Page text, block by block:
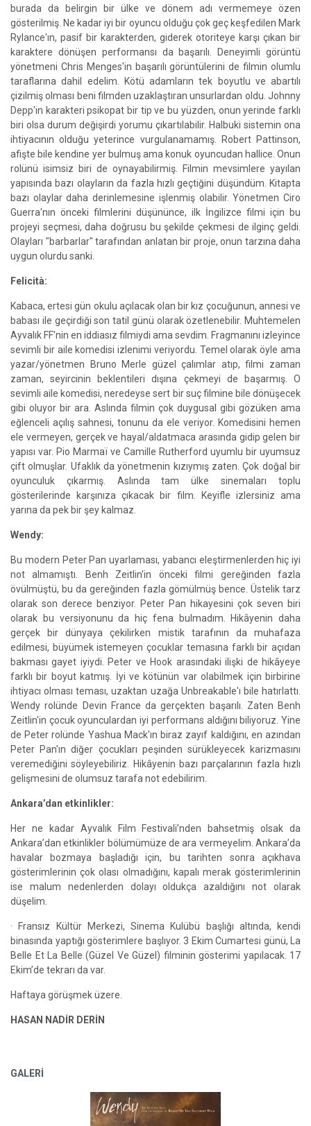
burada da belirgin bir ülke ve dönem adı vermemeye özen
gösterilmiş. Ne kadar iyi bir oyuncu olduğu çok geç keşfedilen Mark
Rylance'ın, pasif bir karakterden, giderek otoriteye karşı çıkan bir
karaktere dönüşen performansı da başarılı. Deneyimli görüntü
yönetmeni Chris Menges'in başarılı görüntülerini de filmin olumlu
taraflarına dahil edelim. Kötü adamların tek boyutlu ve abartılı
çizilmiş olması beni filmden uzaklaştıran unsurlardan oldu. Johnny
Depp'in karakteri psikopat bir tip ve bu yüzden, onun yerinde farklı
biri olsa durum değişirdi yorumu çıkartılabilir. Halbuki sistemin ona
ihtiyacının olduğu yeterince vurgulanamamış. Robert Pattinson,
afişte bile kendine yer bulmuş ama konuk oyuncudan hallice. Onun
rolünü isimsiz biri de oynayabilirmiş. Filmin mevsimlere yayılan
yapısında bazı olayların da fazla hızlı geçtiğini düşündüm. Kitapta
bazı olaylar daha derinlemesine işlenmiş olabilir. Yönetmen Ciro
Guerra'nın önceki filmlerini düşününce, ilk İngilizce filmi için bu
projeyi seçmesi, daha doğrusu bu şekilde çekmesi de ilginç geldi.
Olayları "barbarlar" tarafından anlatan bir proje, onun tarzına daha
uygun olurdu sanki.
Felicità:
Kabaca, ertesi gün okulu açılacak olan bir kız çocuğunun, annesi ve
babası ile geçirdiği son tatil günü olarak özetlenebilir. Muhtemelen
Ayvalık FF'nin en iddiasız filmiydi ama sevdim. Fragmanını izleyince
sevimli bir aile komedisi izlenimi veriyordu. Temel olarak öyle ama
yazar/yönetmen Bruno Merle güzel çalımlar atıp, filmi zaman
zaman, seyircinin beklentileri dışına çekmeyi de başarmış. O
sevimli aile komedisi, neredeyse sert bir suç filmine bile dönüşecek
gibi oluyor bir ara. Aslında filmin çok duygusal gibi gözüken ama
eğlenceli açılış sahnesi, tonunu da ele veriyor. Komedisini hemen
ele vermeyen, gerçek ve hayal/aldatmaca arasında gidip gelen bir
yapısı var. Pio Marmaï ve Camille Rutherford uyumlu bir uyumsuz
çift olmuşlar. Ufaklık da yönetmenin kızıymış zaten. Çok doğal bir
oyunculuk çıkarmış. Aslında tam ülke sinemaları toplu
gösterilerinde karşınıza çıkacak bir film. Keyifle izlersiniz ama
yarına da pek bir şey kalmaz.
Wendy:
Bu modern Peter Pan uyarlaması, yabancı eleştirmenlerden hiç iyi
not almamıştı. Benh Zeitlin'in önceki filmi gereğinden fazla
övülmüştü, bu da gereğinden fazla gömülmüş bence. Üstelik tarz
olarak son derece benziyor. Peter Pan hikayesini çok seven biri
olarak bu versiyonunu da hiç fena bulmadım. Hikâyenin daha
gerçek bir dünyaya çekilirken mistik tarafının da muhafaza
edilmesi, büyümek istemeyen çocuklar temasına farklı bir açıdan
bakması gayet iyiydi. Peter ve Hook arasındaki ilişki de hikâyeye
farklı bir boyut katmış. İyi ve kötünün var olabilmek için birbirine
ihtiyacı olması teması, uzaktan uzağa Unbreakable'ı bile hatırlattı.
Wendy rolünde Devin France da gerçekten başarılı. Zaten Benh
Zeitlin'in çocuk oyunculardan iyi performans aldığını biliyoruz. Yine
de Peter rolünde Yashua Mack'ın biraz zayıf kaldığını, en azından
Peter Pan'ın diğer çocukları peşinden sürükleyecek karizmasını
veremediğini söyleyebiliriz. Hikâyenin bazı parçalarının fazla hızlı
gelişmesini de olumsuz tarafa not edebilirim.
Ankara’dan etkinlikler:
Her ne kadar Ayvalık Film Festivali’nden bahsetmiş olsak da
Ankara’dan etkinlikler bölümümüze de ara vermeyelim. Ankara’da
havalar bozmaya başladığı için, bu tarihten sonra açıkhava
gösterimlerinin çok olası olmadığını, kapalı merak gösterimlerinin
ise malum nedenlerden dolayı oldukça azaldığını not olarak
düşelim.
· Fransız Kültür Merkezi, Sinema Kulübü başlığı altında, kendi
binasında yaptığı gösterimlere başlıyor. 3 Ekim Cumartesi günü, La
Belle Et La Belle (Güzel Ve Güzel) filminin gösterimi yapılacak. 17
Ekim’de tekrarı da var.
Haftaya görüşmek üzere.
HASAN NADİR DERİN
GALERİ